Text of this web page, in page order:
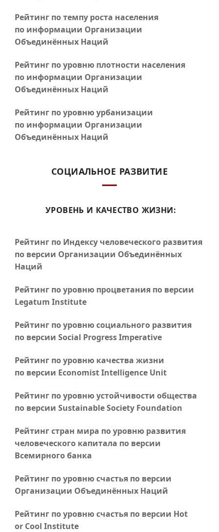
Рейтинг по темпу роста населения
по информации Организации
Объединённых Наций
Рейтинг по уровню плотности населения
по информации Организации
Объединённых Наций
Рейтинг по уровню урбанизации
по информации Организации
Объединённых Наций
СОЦИАЛЬНОЕ РАЗВИТИЕ
УРОВЕНЬ И КАЧЕСТВО ЖИЗНИ:
Рейтинг по Индексу человеческого развития
по версии Организации Объединённых
Наций
Рейтинг по уровню процветания по версии
Legatum Institute
Рейтинг по уровню социального развития
по версии Social Progress Imperative
Рейтинг по уровню качества жизни
по версии Economist Intelligence Unit
Рейтинг по уровню устойчивости общества
по версии Sustainable Society Foundation
Рейтинг стран мира по уровню развития
человеческого капитала по версии
Всемирного банка
Рейтинг по уровню счастья по версии
Организации Объединённых Наций
Рейтинг по уровню счастья по версии Hot
or Cool Institute